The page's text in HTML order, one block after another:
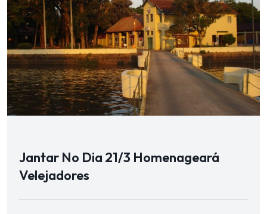
Jantar No Dia 21/3 Homenageará
Velejadores